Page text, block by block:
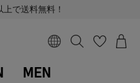
で送料無料！
MEN